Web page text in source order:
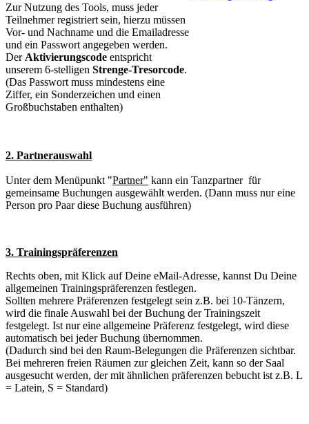
Zur Nutzung des Tools, muss jeder
Teilnehmer registriert sein, hierzu müssen
Vor- und Nachname und die Emailadresse
und ein Passwort angegeben werden.
Der Aktivierungscode entspricht
unserem 6-stelligen Strenge-Tresorcode.
(Das Passwort muss mindestens eine
Ziffer, ein Sonderzeichen und einen
Großbuchstaben enthalten)
2. Partnerauswahl
Unter dem Menüpunkt "Partner" kann ein Tanzpartner für
gemeinsame Buchungen ausgewählt werden. (Dann muss nur eine
Person pro Paar diese Buchung ausführen)
3. Trainingspräferenzen
Rechts oben, mit Klick auf Deine eMail-Adresse, kannst Du Deine
allgemeinen Trainingspräferenzen festlegen.
Sollten mehrere Präferenzen festgelegt sein z.B. bei 10-Tänzern,
wird die finale Auswahl bei der Buchung der Trainingszeit
festgelegt. Ist nur eine allgemeine Präferenz festgelegt, wird diese
automatisch bei jeder Buchung übernommen.
(Dadurch sind bei den Raum-Belegungen die Präferenzen sichtbar.
Bei mehreren freien Räumen zur gleichen Zeit, kann so der Saal
ausgesucht werden, der mit ähnlichen präferenzen bebucht ist z.B. L
= Latein, S = Standard)